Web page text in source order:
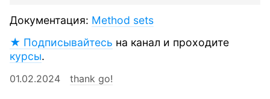
Документация: Method sets
★ Подписывайтесь на канал и проходите
курсы.
01.02.2024 thank go!